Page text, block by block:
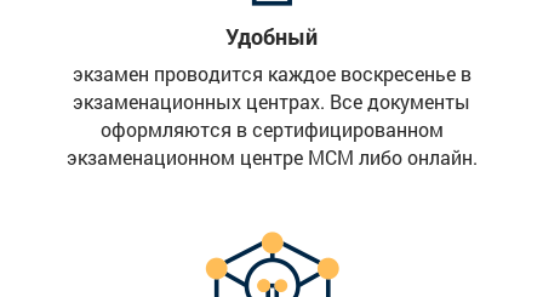
Удобный
экзамен проводится каждое воскресенье в
экзаменационных центрах. Все документы
оформляются в сертифицированном
экзаменационном центре МСМ либо онлайн.